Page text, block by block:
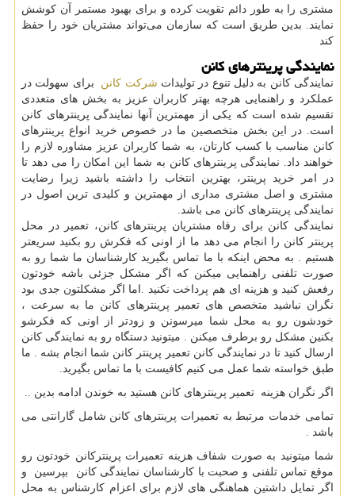
مشتری را به طور دائم تقویت کرده و برای بهبود مستمر آن کوشش
نمایند. بدین طریق است که سازمان می‌تواند مشتریان خود را حفظ
کند
نمایندگی پرینترهای کانن
نمایندگی کانن به دلیل تنوع در تولیدات شرکت کانن
برای سهولت در
عملکرد و راهنمایی هرچه بهتر کاربران عزیز به بخش های متعددی
تقسیم شده است که یکی از مهمترین آنها نمایندگی پرینترهای کانن
است. در این بخش متخصصین ما در خصوص خرید انواع پرینترهای
کانن مناسب با کسب کارتان، به شما کاربران عزیز مشاوره لازم را
خواهند داد. نمایندگی پرینترهای کانن به شما این امکان را می دهد تا
در امر خرید پرینتر، بهترین انتخاب را داشته باشید زیرا رضایت
مشتری و اصل مشتری مداری از مهمترین و کلیدی ترین اصول در
نمایندگی پرینترهای کانن می باشد.
نمایندگی کانن برای رفاه مشتریان پرینترهای کانن، تعمیر در محل
پرینتر کانن را انجام می دهد ما از اونی که فکرش رو بکنید سریعتر
هستیم . به محض اینکه با ما تماس بگیرید کارشناسان ما شما رو به
صورت تلفنی راهنمایی میکنن که اگر مشکل جزئی باشه خودتون
رفعش کنید و هزینه ای هم پرداخت نکنید .اما اگر مشکلتون جدی بود
نگران نباشید متخصص های تعمیر پرینترهای کانن ما به سرعت ،
خودشون رو به محل شما میرسونن و زودتر از اونی که فکرشو
بکنین مشکل رو برطرف میکنن . میتونید دستگاه رو به نمایندگی کانن
ارسال کنید تا در نمایندگی کانن تعمیر پرینتر کانن شما انجام بشه . ما
طبق خواسته شما عمل می کنیم کافیست با ما تماس بگیرید.
اگر نگران هزینه تعمیر پرینترهای کانن هستید به خوندن ادامه بدین ..
تمامی خدمات مرتبط به تعمیرات پرینترهای کانن شامل گارانتی می
باشد .
شما میتونید به صورت شفاف هزینه تعمیرات پرینترکانن خودتون رو
موقع تماس تلفنی و صحبت با کارشناسان نمایندگی کانن بپرسین و
اگر تمایل داشتین هماهنگی های لازم برای اعزام کارشناس به محل